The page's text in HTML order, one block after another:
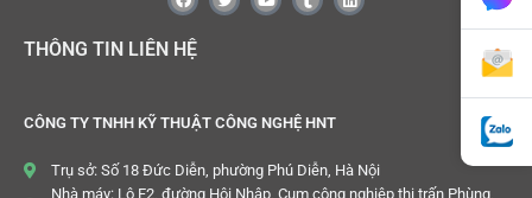
THÔNG TIN LIÊN HỆ
CÔNG TY TNHH KỸ THUẬT CÔNG NGHỆ HNT
Trụ sở: Số 18 Đức Diễn, phường Phú Diễn, Hà Nội
Nhà máy: Lô F2, đường Hội Nhập, Cụm công nghiệp thị trấn Phùng,